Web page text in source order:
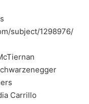
subject/1298976/
Carrillo